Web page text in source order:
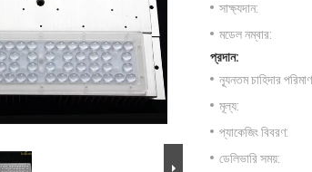
সাক্ষ্যদান:
মডেল নম্বার:
প্রদান:
ন্যূনতম চাহিদার
মূল্য:
প্যাকেজিং বিবরণ:
ডেলিভারি সময়: